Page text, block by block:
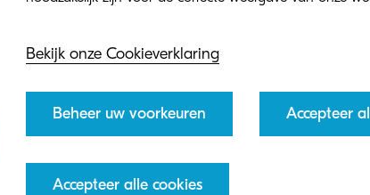
onze oprichter bepaalt onze werkwijze
van slimmer werken.
Bekijk onze Cookieverklaring
Beheer uw voorkeuren Accepteer
Accepteer alle cookies